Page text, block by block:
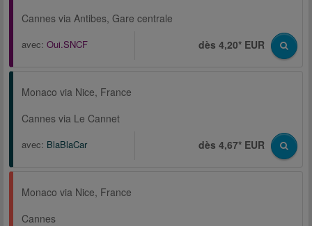
Cannes via Antibes, Gare centrale
avec: Oui.SNCF dès 4,20* EUR
Monaco via Nice, France
Cannes via Le Cannet
avec: BlaBlaCar dès 4,67* EUR
Monaco via Nice, France
Cannes